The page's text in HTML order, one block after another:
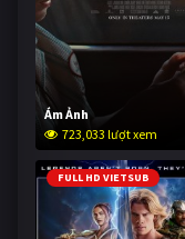
Ám Ảnh
723,033 lượt xem
FULL HD VIETSUB